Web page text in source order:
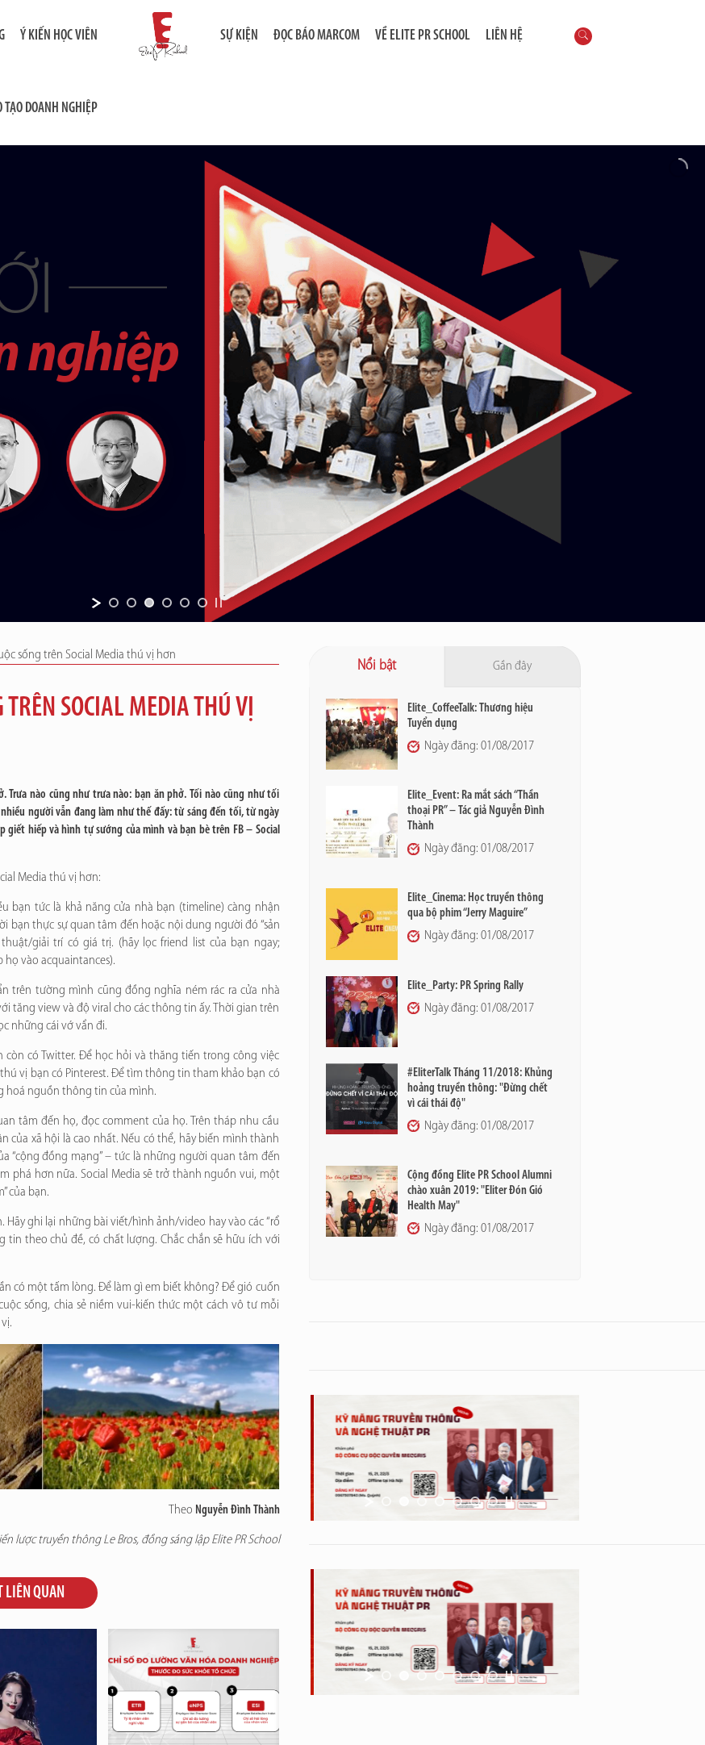
Ý KIẾN HỌC VIÊN
TẠO DOANH NGHIỆP
SỰ KIỆN ĐỌC BÁO MARCOM VỀ ELITE PR SCHOOL LIÊN HỆ
sống trên Social Media thú vị hơn
SOCIAL MEDIA THÚ VỊ
nào cũng như trưa nào: bạn ăn phở. Tối nào cũng như tối
người vẫn đang làm như thế đấy: từ sáng đến tối, từ ngày
giết hiếp và hình tự sướng của mình và bạn bè trên FB – Social
Media thú vị hơn:
bạn tức là khả năng cửa nhà bạn (timeline) càng nhận
thực sự quan tâm đến hoặc nội dung người đó “sản
giải trí có giá trị. (hãy lọc friend list của bạn ngay;
vào acquaintances).
trên tường mình cũng đồng nghĩa ném rác ra cửa nhà
tăng view và độ viral cho các thông tin ấy. Thời gian trên
những cái vớ vẩn đi.
còn có Twitter. Để học hỏi và thăng tiến trong công việc
vị bạn có Pinterest. Để tìm thông tin tham khảo bạn có
hoá nguồn thông tin của mình.
tâm đến họ, đọc comment của họ. Trên tháp nhu cầu
xã hội là cao nhất. Nếu có thể, hãy biến mình thành
“cộng đồng mạng” – tức là những người quan tâm đến
phá hơn nữa. Social Media sẽ trở thành nguồn vui, một
của bạn.
ghi lại những bài viết/hình ảnh/video hay vào các “rổ
theo chủ đề, có chất lượng. Chắc chắn sẽ hữu ích với
có một tấm lòng. Để làm gì em biết không? Để gió cuốn
sống, chia sẻ niềm vui-kiến thức một cách vô tư mỗi
Theo Nguyễn Đình Thành
lược truyền thông Le Bros, đồng sáng lập Elite PR School
LIÊN QUAN
Nổi bật Gần đây
Elite_CoffeeTalk: Thương hiệu
Tuyển dụng
Ngày đăng: 01/08/2017
Elite_Event: Ra mắt sách “Thần
thoại PR” – Tác giả Nguyễn Đình
Thành
Ngày đăng: 01/08/2017
Elite_Cinema: Học truyền thông
qua bộ phim “Jerry Maguire”
Ngày đăng: 01/08/2017
Elite_Party: PR Spring Rally
Ngày đăng: 01/08/2017
#EliterTalk Tháng 11/2018: Khủng
hoảng truyền thông: "Đừng chết
vì cái thái độ"
Ngày đăng: 01/08/2017
Cộng đồng Elite PR School Alumni
chào xuân 2019: "Eliter Đón Gió
Health May"
Ngày đăng: 01/08/2017